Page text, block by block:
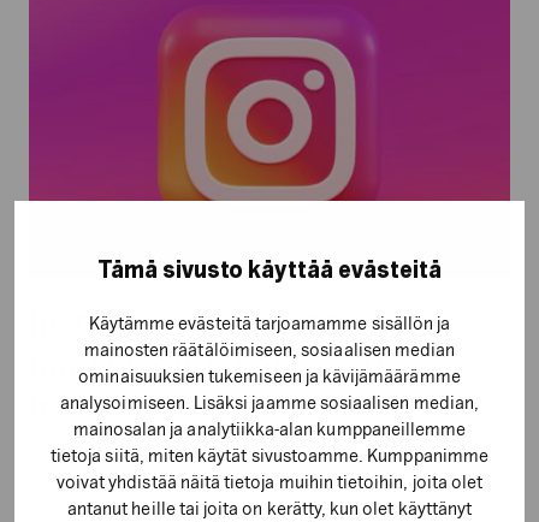
Tämä sivusto käyttää evästeitä
Käytämme evästeitä tarjoamamme sisällön ja
mainosten räätälöimiseen, sosiaalisen median
ominaisuuksien tukemiseen ja kävijämäärämme
analysoimiseen. Lisäksi jaamme sosiaalisen median,
mainosalan ja analytiikka-alan kumppaneillemme
tietoja siitä, miten käytät sivustoamme. Kumppanimme
voivat yhdistää näitä tietoja muihin tietoihin, joita olet
antanut heille tai joita on kerätty, kun olet käyttänyt
Havaintoja
Instagram-mainonta – näin
markkinoit tehokkaasti
Instagramissa